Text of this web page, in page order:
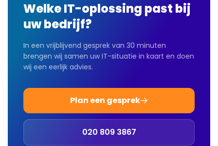
Welke IT-oplossing past bij
uw bedrijf?
In een vrijblijvend gesprek van 30 minuten
brengen wij samen uw IT-situatie in kaart en doen
wij een eerlijk advies.
Plan een gesprek
020 809 3867